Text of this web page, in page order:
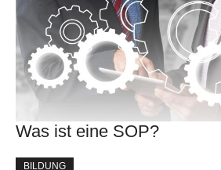
Was ist eine SOP?
BILDUNG